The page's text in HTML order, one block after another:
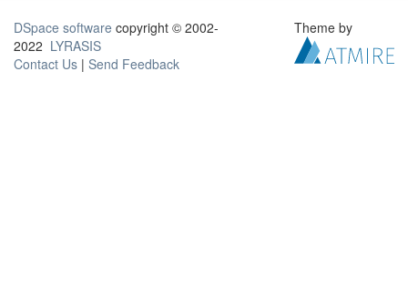
DSpace software copyright © 2002-
2022 LYRASIS
Contact Us | Send Feedback
Theme by